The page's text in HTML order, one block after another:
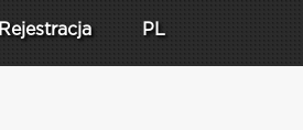
Rejestracja PL